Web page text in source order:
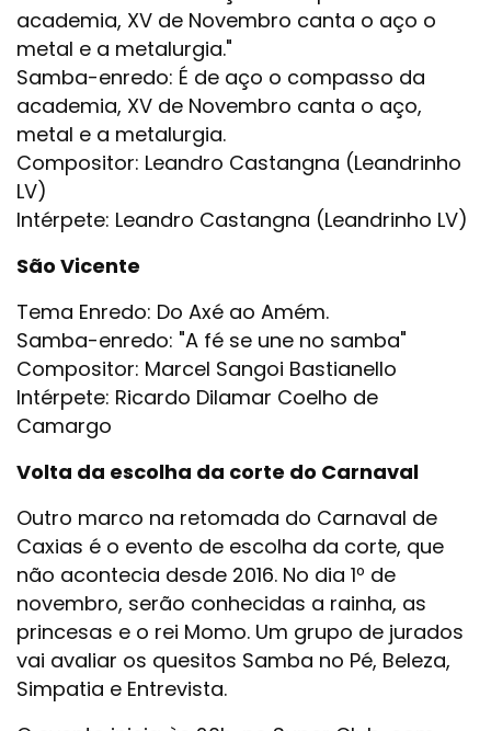
academia, XV de Novembro canta o aço o
metal e a metalurgia."
Samba-enredo: É de aço o compasso da
academia, XV de Novembro canta o aço,
metal e a metalurgia.
Compositor: Leandro Castangna (Leandrinho
LV)
Intérpete: Leandro Castangna (Leandrinho LV)
São Vicente
Tema Enredo: Do Axé ao Amém.
Samba-enredo: "A fé se une no samba"
Compositor: Marcel Sangoi Bastianello
Intérpete: Ricardo Dilamar Coelho de
Camargo
Volta da escolha da corte do Carnaval
Outro marco na retomada do Carnaval de
Caxias é o evento de escolha da corte, que
não acontecia desde 2016. No dia 1º de
novembro, serão conhecidas a rainha, as
princesas e o rei Momo. Um grupo de jurados
vai avaliar os quesitos Samba no Pé, Beleza,
Simpatia e Entrevista.